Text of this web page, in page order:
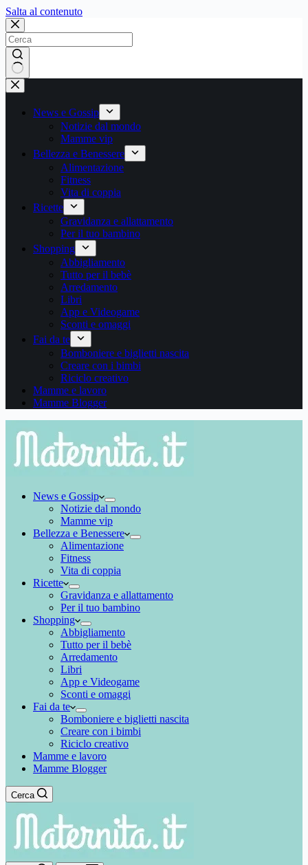
Salta al contenutoSalta
contenuto
Nessun
risultato
News e Gossip
Notizie dal mondo
Mamme vip
Bellezza e Benessere
Alimentazione
Fitness
Vita di coppia
Ricette
Gravidanza e allattamento
Per il tuo bambino
Shopping
Abbigliamento
Tutto per il bebè
Arredamento
Libri
App e Videogame
Sconti e omaggi
Fai da te
Bomboniere e biglietti nascita
Creare con i bimbi
Riciclo creativo
Mamme e lavoro
Mamme Blogger
News e Gossip
Notizie dal mondo
Mamme vip
Bellezza e Benessere
Alimentazione
Fitness
Vita di coppia
Ricette
Gravidanza e allattamento
Per il tuo bambino
Shopping
Abbigliamento
Tutto per il bebè
Arredamento
Libri
App e Videogame
Sconti e omaggi
Fai da te
Bomboniere e biglietti nascita
Creare con i bimbi
Riciclo creativo
Mamme e lavoro
Mamme Blogger
Cerca